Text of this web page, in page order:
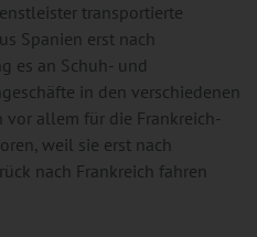
transportierte
Spanien erst nach
es an Schuh- und
in den verschiedenen
vor allem für die Frankreich-
weil sie erst nach
nach Frankreich fahren